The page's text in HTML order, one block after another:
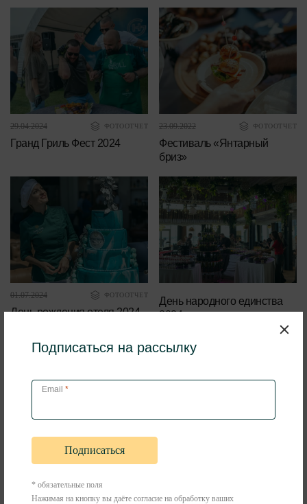
29.04.2024 ФОТООТЧЕТ
Гранд Гриль Фест 2024
23.09.2022 ФОТООТЧЕТ
Фестиваль «Янтарный
бриз»
01.07.2024 ФОТООТЧЕТ
День рождения отеля 2024
День народного единства
2024
Подписаться на рассылку
Email *
* обязательные поля
Нажимая на кнопку вы даёте согласие на обработку ваших